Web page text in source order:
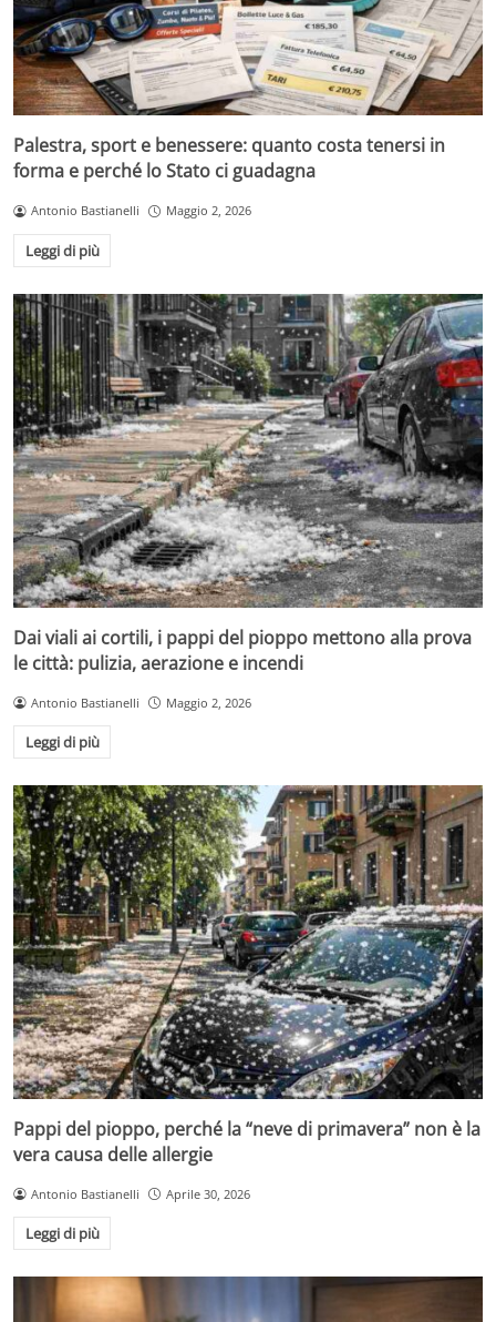
Palestra, sport e benessere: quanto costa tenersi in
forma e perché lo Stato ci guadagna
Antonio Bastianelli Maggio 2, 2026
Leggi di più
Dai viali ai cortili, i pappi del pioppo mettono alla prova
le città: pulizia, aerazione e incendi
Antonio Bastianelli Maggio 2, 2026
Leggi di più
Pappi del pioppo, perché la “neve di primavera” non è la
vera causa delle allergie
Antonio Bastianelli Aprile 30, 2026
Leggi di più